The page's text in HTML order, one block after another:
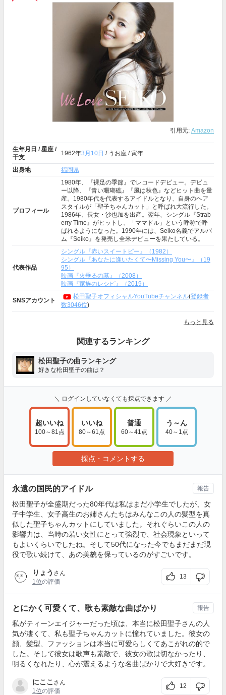
引用元: Amazon
生年月日 / 星座 /
干支
1962年3月10日 / うお座 / 寅年
出身地 福岡県
プロフィール
1980年、『裸足の季節』でレコードデビュー。デビュ
ー以降、『青い珊瑚礁』『風は秋色』などヒット曲を量
産。1980年代を代表するアイドルとなり、自身のヘア
スタイルが「聖子ちゃんカット」と呼ばれ大流行した。
1986年、長女・沙也加を出産。翌年、シングル『Strab
erry Time』がヒットし、「ママドル」という呼称で呼
ばれるようになった。1990年には、Seiko名義でアルバ
ム『Seiko』を発売し全米デビューを果たしている。
代表作品
シングル『赤いスイートピー』（1982）
シングル『あなたに逢いたくて〜Missing You〜』（19
95）
映画『火垂るの墓』（2008）
映画『家族のレシピ』（2019）
SNSアカウント
松田聖子オフィシャルYouTubeチャンネル(登録者
数3046位)
もっと見る
関連するランキング
松田聖子の曲ランキング
好きな松田聖子の曲は？
＼ ログインしていなくても採点できます ／
超いいね
100～81点
いいね
80～61点
普通
60～41点
う～ん
40～1点
採点・コメントする
永遠の国民的アイドル
松田聖子が全盛期だった80年代は私はまだ小学生でしたが、女
子中学生、女子高生のお姉さんたちはみんなこの人の髪型を真
似した聖子ちゃんカットにしていました。それぐらいこの人の
影響力は、当時の若い女性にとって強烈で、社会現象といって
もよいくらいでしたね。そして50代になった今でもまだまだ現
役で歌い続けて、あの美貌を保っているのがすごいです。
りょう さん
1位の評価
13
報告
とにかく可愛くて、歌も素敵な曲ばかり
私がティーンエイジャーだった頃は、本当に松田聖子さんの人
気が凄くて、私も聖子ちゃんカットに憧れていました。彼女の
顔、髪型、ファッションは本当に可愛らしくてあこがれの的で
した。そして彼女は歌声も素敵で、彼女の歌は切なかったり、
明るくなれたり、心が震えるような名曲ばかりで大好きです。
にここ さん
1位の評価
12
報告